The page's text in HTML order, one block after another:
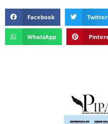
Facebook Twitter
WhatsApp